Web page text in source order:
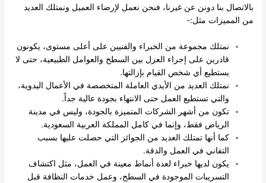
بالاتصال بنا دونن عن غيرنا، فنحن نعمل لإرضاء العميل ونمتلك العديد
من المميزات مثل:-
نمتلك مجموعة من الخبراء والفنيين على أعلى مستوى، يكونون
قادرين على إجراء العزل بين السطح والعوامل الطبيعية، حتى لا
يستطيع أي شخص القيام بإزالتها.
نمتلك العديد من الأيدي العاملة المتخصصة في الأعمال اليدوية،
والتي تستطيع العمل حتى الانتهاء بجودة عالية جداً.
تكون من أشهر الشركات المتميزة بالجودة، وليس في مدينة
الرياض فقط، وإنما في كامل المملكة العربية السعودية.
كما أنها تمتلك العديد من الجوائز التي حصلت عليها بسبب
التفاني في العمل والدقة.
يكون لديها خبراء لعدة أنماط معينة في العمل، مثل اكتشاف
التسريبات الموجودة في السطح، وعمل خدمات النظافة قبل